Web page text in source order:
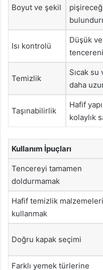
Boyut ve şekil
Isı kontrolü
Düşük
Temizlik
Sıcak
daha
Taşınabilirlik
Hafif
kolaylık
Kullanım İpuçları
Tencereyi tamamen
doldurmamak
Hafif temizlik malzemeleri
kullanmak
Doğru kapak seçimi
Farklı yemek türlerine